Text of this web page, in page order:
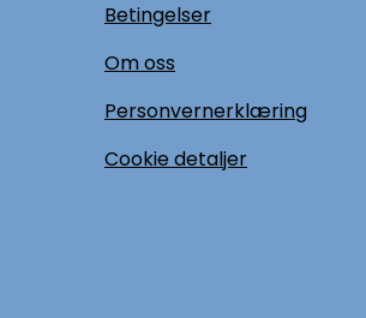
Betingelser
Om oss
Personvernerklæring
Cookie detaljer